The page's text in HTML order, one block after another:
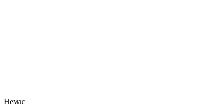
Немає